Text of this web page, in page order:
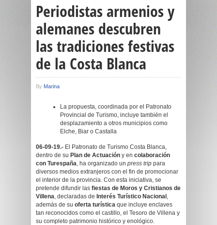
Periodistas armenios y
alemanes descubren
las tradiciones festivas
de la Costa Blanca
By Marina
La propuesta, coordinada por el Patronato
Provincial de Turismo, incluye también el
desplazamiento a otros municipios como
Elche, Biar o Castalla
06-09-19.- El Patronato de Turismo Costa Blanca,
dentro de su Plan de Actuación y en colaboración
con Turespaña, ha organizado un press trip para
diversos medios extranjeros con el fin de promocionar
el interior de la provincia. Con esta iniciativa, se
pretende difundir las fiestas de Moros y Cristianos de
Villena, declaradas de Interés Turístico Nacional ,
además de su oferta turística que incluye enclaves
tan reconocidos como el castillo, el Tesoro de Villena y
su completo patrimonio histórico y enológico.